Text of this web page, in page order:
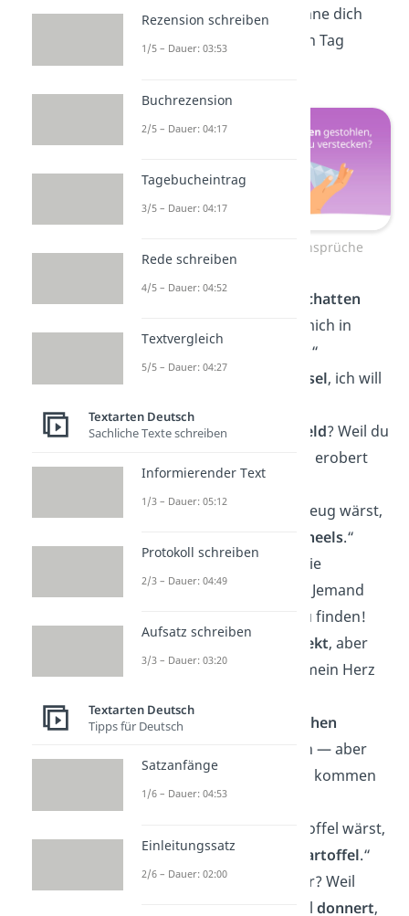
Morgenkaffee
— ohne dich
kann ich nicht in den Tag
Schlechte Anmachsprüche
Schatten
verloren. Kann ich mich in
deinem verstecken?“
Rätsel, ich will
„Bist du ein
Superheld? Weil du
mein Herz im Sturm erobert
hast.“
„Wenn du ein Spielzeug wärst,
Hot Wheels.“
„Mit dir würde ich nie
verstecken
! Jemand
wie du ist schwer zu finden!
„Ich bin kein
Architekt, aber
ich würde dir gern mein Herz
„Die meisten
Menschen
kommen und gehen — aber
dich möchte ich nur kommen
sehen.“
„Wenn du eine Kartoffel wärst,
wärst du eine
Süßkartoffel.“
„Bist du ein Gewitter? Weil
mein Herz jedes Mal donnert,
Rezension schreiben
1/5 – Dauer: 03:53
Buchrezension
2/5 – Dauer: 04:17
Tagebucheintrag
3/5 – Dauer: 04:17
Rede schreiben
4/5 – Dauer: 04:52
Textvergleich
5/5 – Dauer: 04:27
Textarten Deutsch
Sachliche Texte schreiben
Informierender Text
1/3 – Dauer: 05:12
Protokoll schreiben
2/3 – Dauer: 04:49
Aufsatz schreiben
3/3 – Dauer: 03:20
Textarten Deutsch
Tipps für Deutsch
Satzanfänge
1/6 – Dauer: 04:53
Einleitungssatz
2/6 – Dauer: 02:00